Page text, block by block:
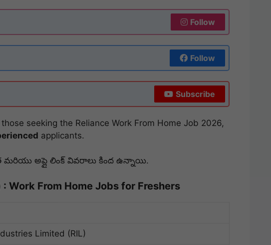
Follow
Follow
Subscribe
seeking the Reliance Work From Home Job 2026,
applicants.
మరియు అప్లై లింక్ వివరాలు కింద ఉన్నాయి.
From Home Jobs for Freshers
Limited (RIL)